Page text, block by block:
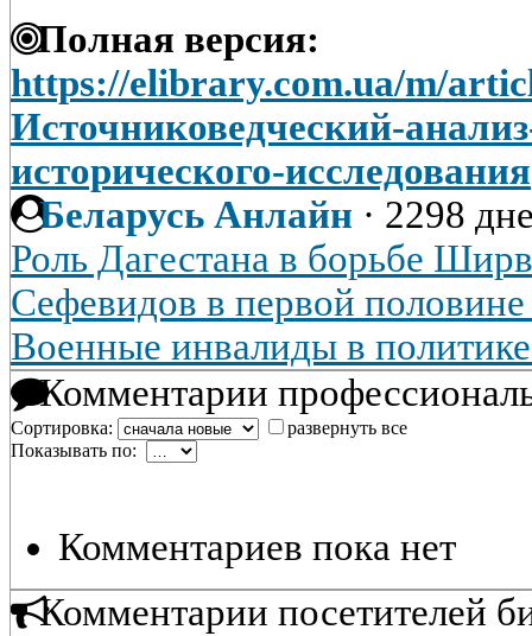
Полная версия:
https://elibrary.com.ua/m/
Источниковедческий-
исторического-исследования
Беларусь Анлайн · 2298
Роль Дагестана в борьбе
Сефевидов в первой
Военные инвалиды в
Комментарии
Сортировка:
развернуть все
Показывать по:
Комментариев пока нет
Комментарии посетителей